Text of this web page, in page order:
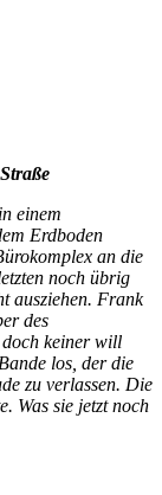
einem
Erdboden
an die
noch übrig
ausziehen. Frank
des
doch keiner will
los, der die
zu verlassen. Die
Was sie jetzt noch